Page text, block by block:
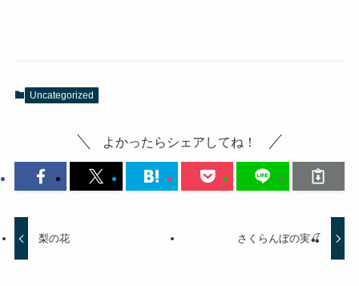
Uncategorized
よかったらシェアしてね！
梨の花 さくらんぼの実🍒